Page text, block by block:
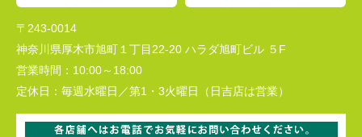
〒243-0014
神奈川県厚木市旭町１丁目22-20 ハラダ旭町ビル ５F
営業時間： 10:00～18:00
定休日： 毎週水曜日／第1・3火曜日（日吉店は営業）